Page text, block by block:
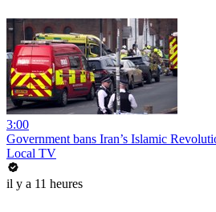
3:00
Government bans Iran’s Islamic
Local TV
il y a 11 heures